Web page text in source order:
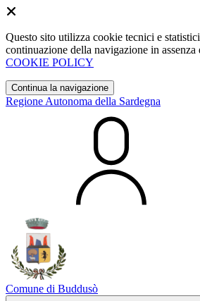
Questo sito utilizza cookie tecnici e
continuazione della navigazione in
COOKIE POLICY
Continua la navigazione
Regione Autonoma della Sardegna
Comune di Buddusò